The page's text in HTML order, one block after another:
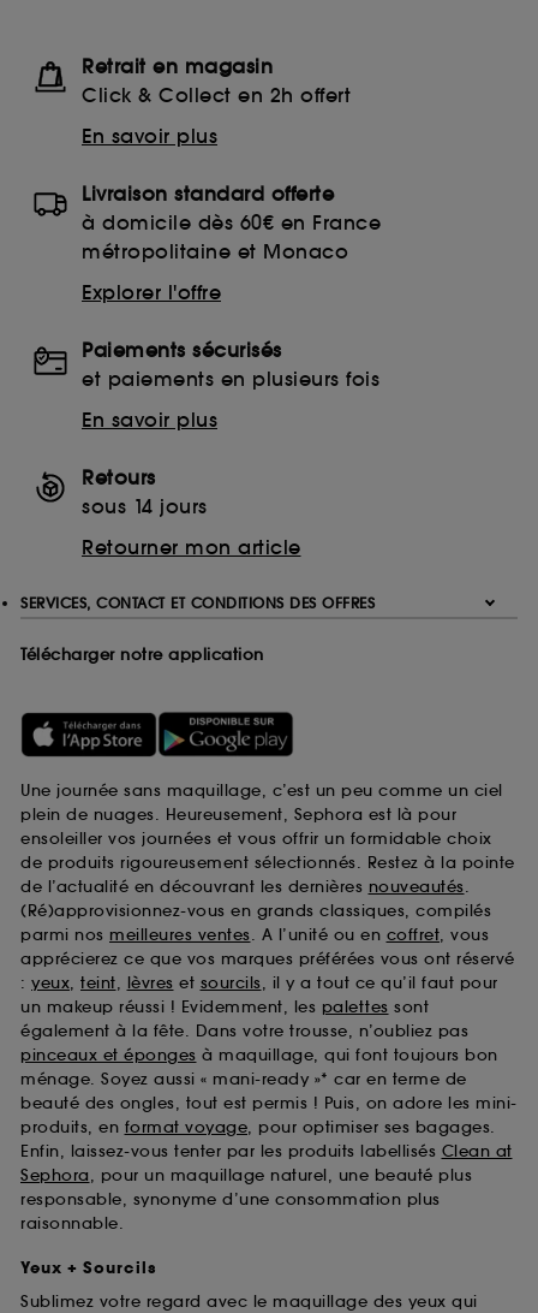
Retrait en magasin
Click & Collect en 2h offert
En savoir plus
Livraison standard offerte
à domicile dès 60€ en France
métropolitaine et Monaco
Explorer l'offre
Paiements sécurisés
et paiements en plusieurs fois
En savoir plus
Retours
sous 14 jours
Retourner mon article
SERVICES, CONTACT ET CONDITIONS DES OFFRES
Télécharger notre application
Une journée sans maquillage, c’est un peu comme un ciel
plein de nuages. Heureusement, Sephora est là pour
ensoleiller vos journées et vous offrir un formidable choix
de produits rigoureusement sélectionnés. Restez à la pointe
de l’actualité en découvrant les dernières nouveautés.
(Ré)approvisionnez-vous en grands classiques, compilés
parmi nos meilleures ventes. A l’unité ou en coffret, vous
apprécierez ce que vos marques préférées vous ont réservé
: yeux, teint, lèvres et sourcils, il y a tout ce qu’il faut pour
un makeup réussi ! Evidemment, les palettes sont
également à la fête. Dans votre trousse, n’oubliez pas
pinceaux et éponges à maquillage, qui font toujours bon
ménage. Soyez aussi « mani-ready »* car en terme de
beauté des ongles, tout est permis ! Puis, on adore les mini-
produits, en format voyage, pour optimiser ses bagages.
Enfin, laissez-vous tenter par les produits labellisés Clean at
Sephora, pour un maquillage naturel, une beauté plus
responsable, synonyme d’une consommation plus
raisonnable.
Yeux + Sourcils
Sublimez votre regard avec le maquillage des yeux qui